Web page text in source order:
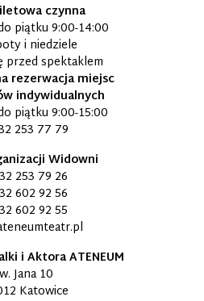
czynna
piątku 9:00-14:00
i niedziele
przed spektaklem
rezerwacja miejsc
indywidualnych
piątku 9:00-15:00
253 77 79
Widowni
32 253 79 26
32 602 92 56
32 602 92 55
i Aktora ATENEUM
Jana 10
Katowice